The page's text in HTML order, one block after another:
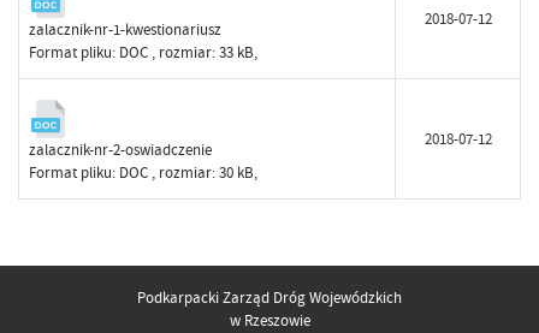
zalacznik-nr-1-kwestionariusz
Format pliku: DOC , rozmiar: 33 kB,
2018-07-12
zalacznik-nr-2-oswiadczenie
Format pliku: DOC , rozmiar: 30 kB,
2018-07-12
Podkarpacki Zarząd Dróg Wojewódzkich
w Rzeszowie